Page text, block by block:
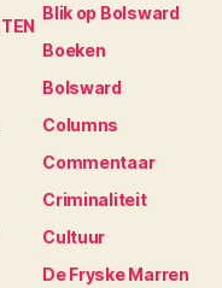
Blik op Bolsward
Boeken
Bolsward
Columns
Commentaar
Criminaliteit
Cultuur
De Fryske Marren